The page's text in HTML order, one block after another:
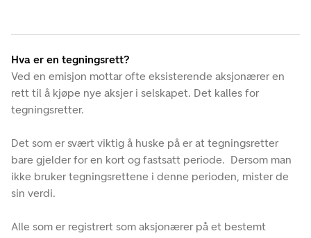
Hva er en tegningsrett?
Ved en emisjon mottar ofte eksisterende aksjonærer en
rett til å kjøpe nye aksjer i selskapet. Det kalles for
tegningsretter.
Det som er svært viktig å huske på er at tegningsretter
bare gjelder for en kort og fastsatt periode. Dersom man
ikke bruker tegningsrettene i denne perioden, mister de
sin verdi.
Alle som er registrert som aksjonærer på et bestemt